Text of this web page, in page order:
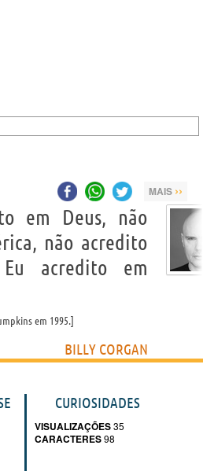
MAIS ››
em Deus, não
não acredito
acredito em
em 1995.
BILLY CORGAN
CURIOSIDADES
VISUALIZAÇÕES35
CARACTERES98